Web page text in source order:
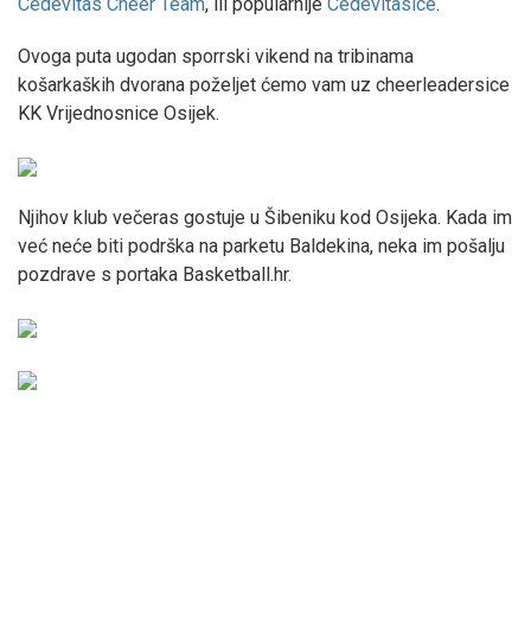
Ovoga puta ugodan sporrski vikend na tribinama
košarkaških dvorana poželjet ćemo vam uz cheerleadersice
KK Vrijednosnice Osijek.
Njihov klub večeras gostuje u Šibeniku kod Osijeka. Kada im
već neće biti podrška na parketu Baldekina, neka im pošalju
pozdrave s portaka Basketball.hr.